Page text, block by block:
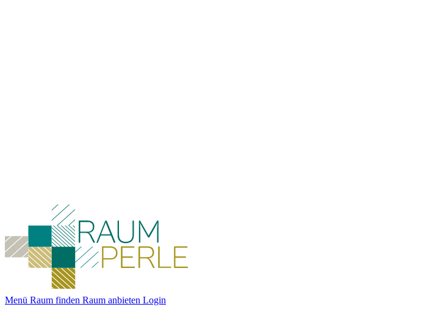
Menü Raum finden Raum anbieten Login